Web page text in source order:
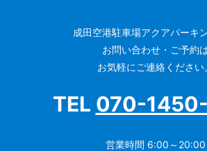
成田空港駐車場アクアパーキ
お問い合わせ・ご予約
お気軽にご連絡ください
TEL 070-
営業時間 6:00～20:00